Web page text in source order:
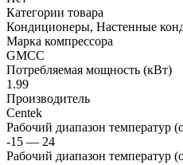
Категории товара
Кондиционеры, Настенные
Марка компрессора
GMCC
Потребляемая мощность (кВт)
1.99
Производитель
Centek
Рабочий диапазон температур
-15 — 24
Рабочий диапазон температур